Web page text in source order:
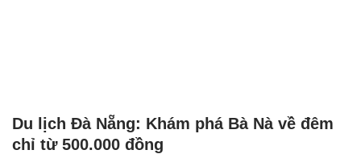
Du lịch Đà Nẵng: Khám phá Bà Nà về đêm
chỉ từ 500.000 đồng